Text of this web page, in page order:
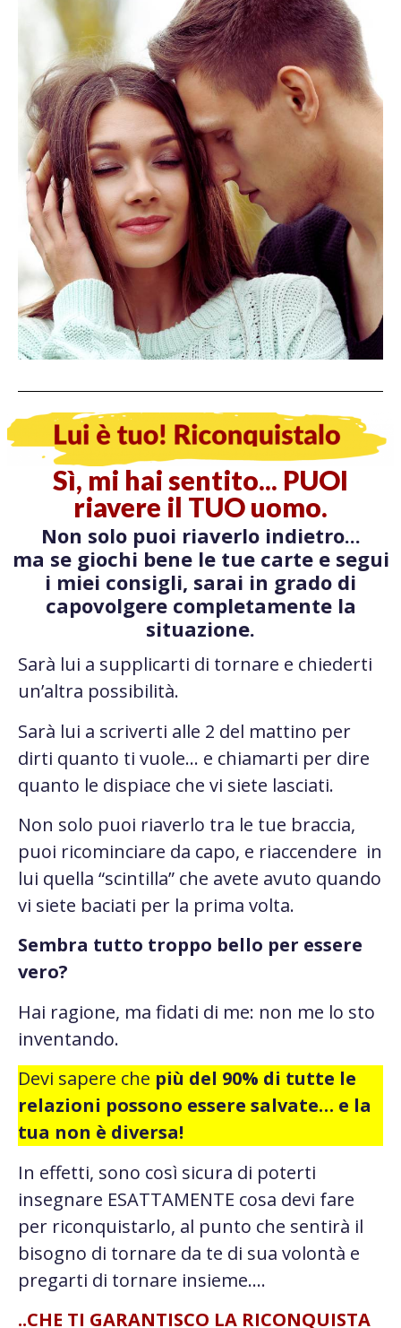
Sì, mi hai sentito... PUOI
riavere il TUO uomo.
Non solo puoi riaverlo indietro...
ma se giochi bene le tue carte e segui
i miei consigli, sarai in grado di
capovolgere completamente la
situazione.
Sarà lui a supplicarti di tornare e chiederti
un’altra possibilità.
Sarà lui a scriverti alle 2 del mattino per
dirti quanto ti vuole… e chiamarti per dire
quanto le dispiace che vi siete lasciati.
Non solo puoi riaverlo tra le tue braccia,
puoi ricominciare da capo, e riaccendere in
lui quella “scintilla” che avete avuto quando
vi siete baciati per la prima volta.
Sembra tutto troppo bello per essere
vero?
Hai ragione, ma fidati di me: non me lo sto
inventando.
Devi sapere che più del 90% di tutte le
relazioni possono essere salvate… e la
tua non è diversa!
In effetti, sono così sicura di poterti
insegnare ESATTAMENTE cosa devi fare
per riconquistarlo, al punto che sentirà il
bisogno di tornare da te di sua volontà e
pregarti di tornare insieme….
..CHE TI GARANTISCO LA RICONQUISTA